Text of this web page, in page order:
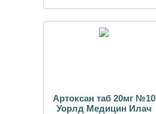
Артоксан таб 20мг №10
Уорлд Медицин Илач